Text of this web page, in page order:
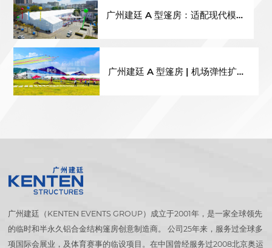
广州建廷 A 型篷房：适配现代模
广州建廷 A 型篷房 | 机场弹性扩容
广州建廷（KENTEN EVENTS GROUP）成立于2001年，是一家全球领先
的临时和半永久铝合金结构篷房创意制造商。 公司25年来，服务过全球多
项国际会展业，及体育赛事的临设项目。在中国曾经服务过2008北京奥运